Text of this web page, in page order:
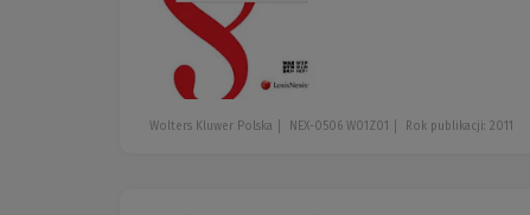
Wolters Kluwer Polska NEX-0506 W01Z01 Rok publikacji: 2011